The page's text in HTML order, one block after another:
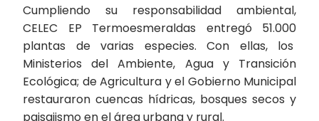
Cumpliendo su responsabilidad ambiental,
CELEC EP Termoesmeraldas entregó 51.000
plantas de varias especies. Con ellas, los
Ministerios del Ambiente, Agua y Transición
Ecológica; de Agricultura y el Gobierno Municipal
restauraron cuencas hídricas, bosques secos y
paisajismo en el área urbana y rural.